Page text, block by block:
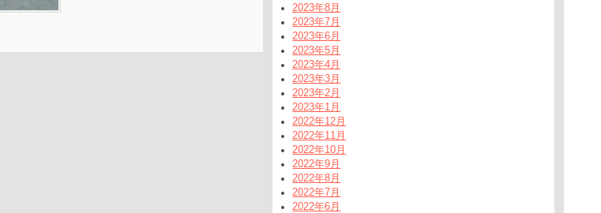
2023年8月
2023年7月
2023年6月
2023年5月
2023年4月
2023年3月
2023年2月
2023年1月
2022年12月
2022年11月
2022年10月
2022年9月
2022年8月
2022年7月
2022年6月